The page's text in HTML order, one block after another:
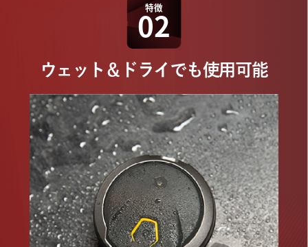
特徴
02
ウェット＆ドライでも使用可能